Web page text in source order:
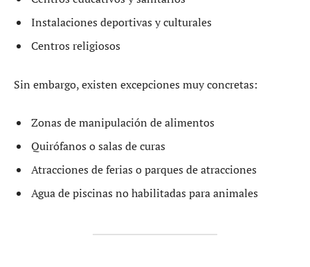
Instalaciones deportivas y culturales
Centros religiosos
Sin embargo, existen excepciones muy concretas:
Zonas de manipulación de alimentos
Quirófanos o salas de curas
Atracciones de ferias o parques de atracciones
Agua de piscinas no habilitadas para animales